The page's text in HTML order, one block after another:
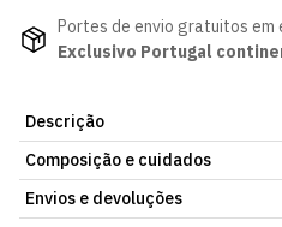
Portes de envio gratuitos em
Exclusivo Portugal
Descrição
Decora o teu espaço com o
Verde SCP tem o emblema oficial
perfeito para o quarto, o
Composição e cuidados
Envios e devoluções